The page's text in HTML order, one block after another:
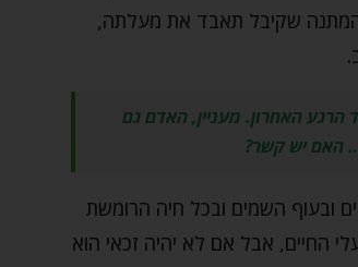
המתנה שקיבל תאבד את מעלתה,
האחרון. מעניין, האדם גם
האם יש קשר?
ובעוף השמים ובכל חיה הרומשת
החיים, אבל אם לא יהיה זכאי הוא